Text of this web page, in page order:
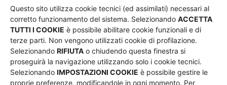
Questo sito utilizza cookie tecnici (ed assimilati) necessari al
corretto funzionamento del sistema. Selezionando ACCETTA
TUTTI I COOKIE è possibile abilitare cookie funzionali e di
terze parti. Non vengono utilizzati cookie di profilazione.
Selezionando RIFIUTA o chiudendo questa finestra si
proseguirà la navigazione utilizzando solo i cookie tecnici.
Selezionando IMPOSTAZIONI COOKIE è possibile gestire le
proprie preferenze, modificandole in ogni momento. Per
Chi siamo
Governance
Whistleblowing
Co-Marketing
Social media policy
Informativa Cookie
Informativa Sito web e
Privacy
Parità di genere
Amministrazione
trasparente
Bandi e gare
Note legali